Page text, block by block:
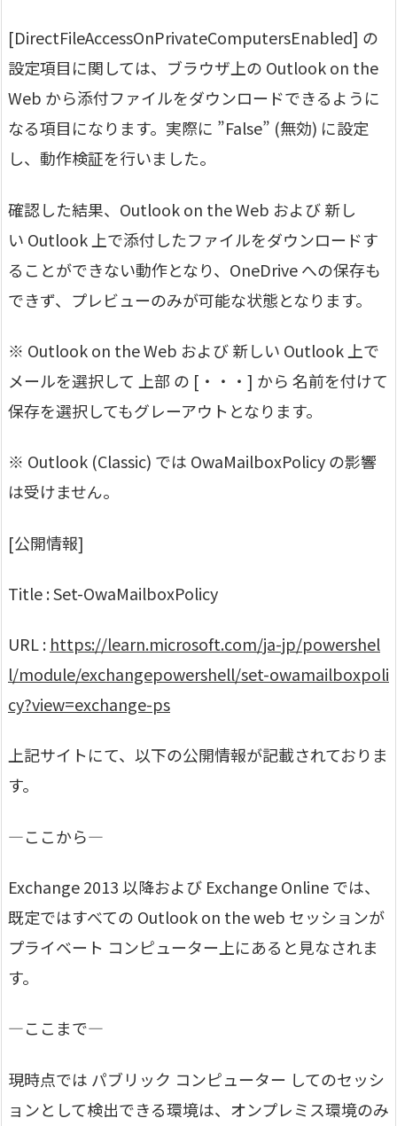
[DirectFileAccessOnPrivateComputersEnabled] の
設定項目に関しては、ブラウザ上の Outlook on the
Web から添付ファイルをダウンロードできるように
なる項目になります。実際に ”False” (無効) に設定
し、動作検証を行いました。
確認した結果、Outlook on the Web および 新し
い Outlook 上で添付したファイルをダウンロードす
ることができない動作となり、OneDrive への保存も
できず、プレビューのみが可能な状態となります。
※ Outlook on the Web および 新しい Outlook 上で
メールを選択して 上部 の [・・・] から 名前を付けて
保存を選択してもグレーアウトとなります。
※ Outlook (Classic) では OwaMailboxPolicy の影響
は受けません。
[公開情報]
Title : Set-OwaMailboxPolicy
URL : https://learn.microsoft.com/ja-jp/powershel
l/module/exchangepowershell/set-owamailboxpoli
cy?view=exchange-ps
上記サイトにて、以下の公開情報が記載されておりま
す。
—ここから—
Exchange 2013 以降および Exchange Online では、
既定ではすべての Outlook on the web セッションが
プライベート コンピューター上にあると見なされま
す。
—ここまで—
現時点では パブリック コンピューター してのセッシ
ョンとして検出できる環境は、オンプレミス環境のみ